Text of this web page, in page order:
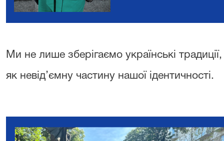
Ми не лише зберігаємо українські
як невід’ємну частину нашої ідентичності.